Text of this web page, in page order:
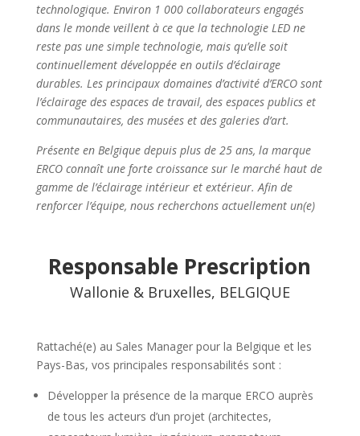
technologique. Environ 1 000 collaborateurs engagés
dans le monde veillent à ce que la technologie LED ne
reste pas une simple technologie, mais qu’elle soit
continuellement développée en outils d’éclairage
durables. Les principaux domaines d’activité d’ERCO sont
l’éclairage des espaces de travail, des espaces publics et
communautaires, des musées et des galeries d’art.
Présente en Belgique depuis plus de 25 ans, la marque
ERCO connaît une forte croissance sur le marché haut de
gamme de l’éclairage intérieur et extérieur. Afin de
renforcer l’équipe, nous recherchons actuellement un(e)
Responsable Prescription
Wallonie & Bruxelles, BELGIQUE
Rattaché(e) au Sales Manager pour la Belgique et les
Pays-Bas, vos principales responsabilités sont :
Développer la présence de la marque ERCO auprès
de tous les acteurs d’un projet (architectes,